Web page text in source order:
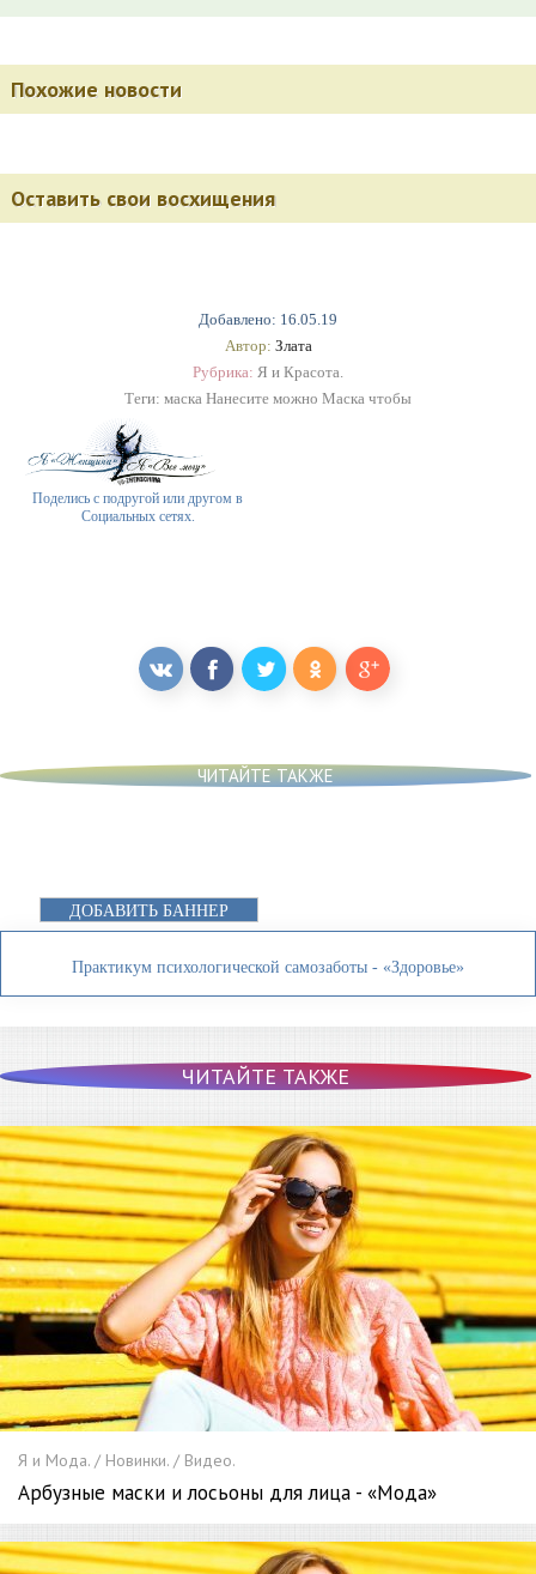
Добавлено: 16.05.19
Автор: Злата
Рубрика: Я и Красота.
Теги: маска Нанесите можно Маска чтобы
Поделись с подругой или другом в
Социальных сетях.
Похожие новости
Оставить свои восхищения
ЧИТАЙТЕ ТАКЖЕ
ДОБАВИТЬ БАННЕР
Практикум психологической самозаботы - «Здоровье»
ЧИТАЙТЕ ТАКЖЕ
Я и Мода. / Новинки. / Видео.
Арбузные маски и лосьоны для лица - «Мода»